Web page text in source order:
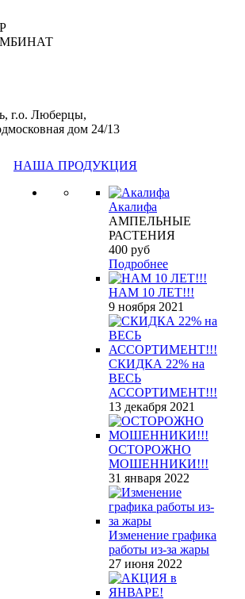
г.о. Люберцы,
дом 24/13
НАША ПРОДУКЦИЯ
Акалифа
АМПЕЛЬНЫЕ
РАСТЕНИЯ
400 руб
Подробнее
НАМ 10 ЛЕТ!!!
9 ноября 2021
СКИДКА 22% на
ВЕСЬ
АССОРТИМЕНТ!!!
13 декабря 2021
ОСТОРОЖНО
МОШЕННИКИ!!!
31 января 2022
Изменение графика
работы из-за жары
27 июня 2022